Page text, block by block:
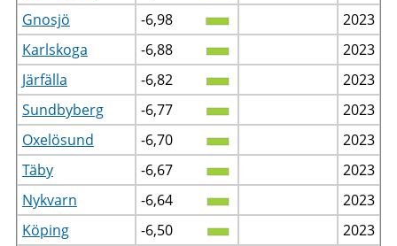
Gnosjö
-6,98
2023
Karlskoga
-6,88
2023
Järfälla
-6,82
2023
Sundbyberg
-6,77
2023
Oxelösund
-6,70
2023
Täby
-6,67
2023
Nykvarn
-6,64
2023
Köping
-6,50
2023